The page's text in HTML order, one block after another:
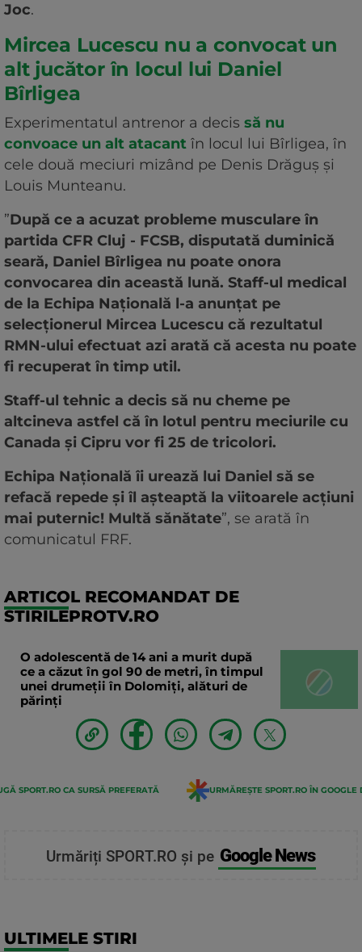
Joc.
Mircea Lucescu nu a convocat un
alt jucător în locul lui Daniel
Bîrligea
Experimentatul antrenor a decis să nu
convoace un alt atacant în locul lui Bîrligea, în
cele două meciuri mizând pe Denis Drăguș și
Louis Munteanu.
”După ce a acuzat probleme musculare în
partida CFR Cluj - FCSB, disputată duminică
seară, Daniel Bîrligea nu poate onora
convocarea din această lună. Staff-ul medical
de la Echipa Națională l-a anunțat pe
selecționerul Mircea Lucescu că rezultatul
RMN-ului efectuat azi arată că acesta nu poate
fi recuperat în timp util.
Staff-ul tehnic a decis să nu cheme pe
altcineva astfel că în lotul pentru meciurile cu
Canada și Cipru vor fi 25 de tricolori.
Echipa Națională îi urează lui Daniel să se
refacă repede și îl așteaptă la viitoarele acțiuni
mai puternic! Multă sănătate”, se arată în
comunicatul FRF.
ARTICOL RECOMANDAT DE
STIRILEPROTV.RO
O adolescentă de 14 ani a murit după
ce a căzut în gol 90 de metri, în timpul
unei drumeții în Dolomiți, alături de
părinți
SPORT.RO CA SURSĂ PREFERATĂ URMĂREȘTE SPORT.RO ÎN GOOGLE
Urmăriți SPORT.RO și pe Google News
ULTIMELE STIRI